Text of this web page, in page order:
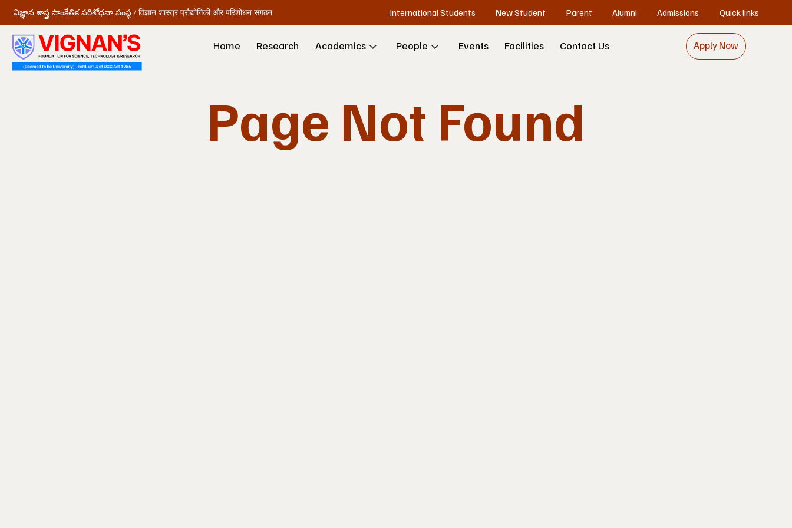
విజ్ఞాన శాస్త్ర సాంకేతిక పరిశోధనా సంస్థ / विज्ञान शास्त्र प्रौद्योगिकी और परिशोधन संगठन International Students New Student Parent Alumni Admissions Quick links
Home Research Academics People Events Facilities Contact Us Apply Now
Page Not Found